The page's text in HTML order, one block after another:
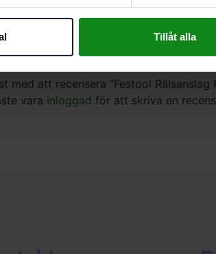
Tillåt alla
användning av sticksågar med
inga recensioner än.
med att recensera ”Festool Rälsanslag
vara inloggad för att skriva en